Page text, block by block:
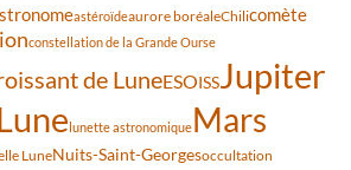
astéroïdeaurore boréaleChilicomète
constellation de la Grande Ourse
de LuneESOISSJupiter
lunette astronomiqueMars
LuneNuits-Saint-Georgesoccultation